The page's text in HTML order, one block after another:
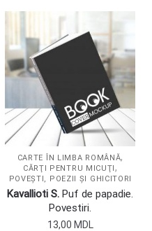
CARTE ÎN LIMBA ROMÂNĂ,
CĂRŢI PENTRU MICUŢI,
POVEŞTI, POEZII ŞI GHICITORI
Kavallioti S. Puf de papadie.
Povestiri.
13,00 MDL